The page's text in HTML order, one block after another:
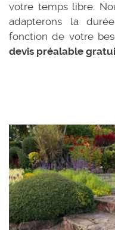
votre temps libre.
adapterons la
fonction de votre
devis préalable